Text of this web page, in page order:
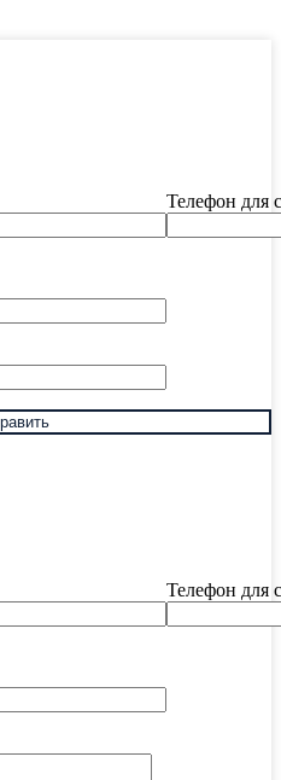
Телефон для
Телефон для